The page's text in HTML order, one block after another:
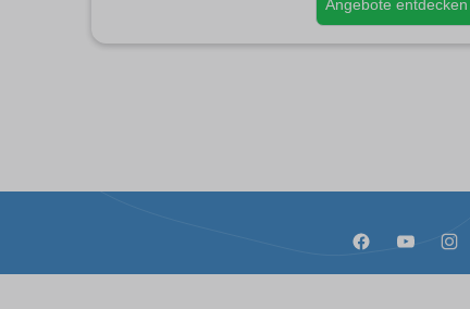
Angebote entdecken